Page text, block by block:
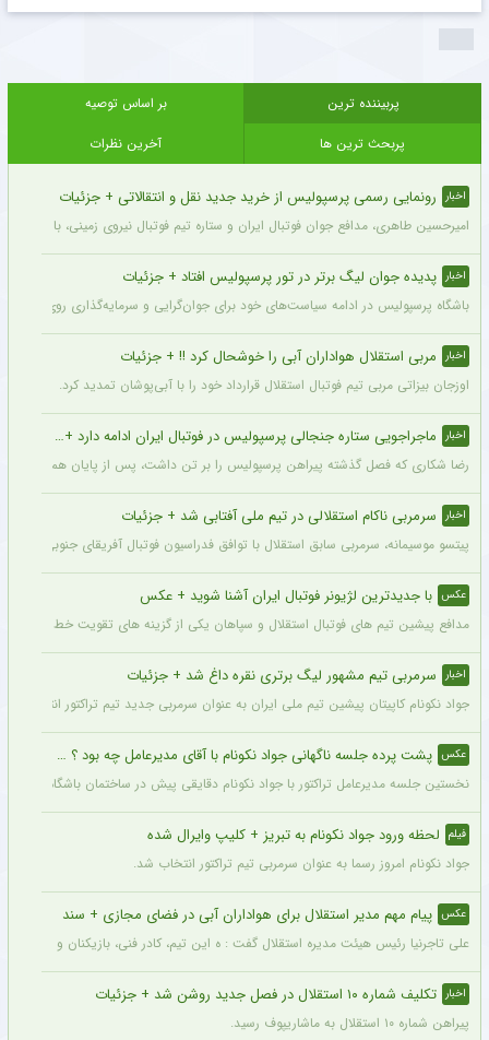
پربیننده ترین
بر اساس توصیه
پربحث ترین ها
آخرین نظرات
اخبار رونمایی رسمی پرسپولیس از خرید جدید نقل و انتقالاتی + جزئیات
امیرحسین طاهری، مدافع جوان فوتبال ایران و ستاره تیم فوتبال نیروی زمینی، با
اخبار پدیده جوان لیگ برتر در تور پرسپولیس افتاد + جزئیات
باشگاه پرسپولیس در ادامه سیاست‌های خود برای جوان‌گرایی و سرمایه‌گذاری روی استعدادهای آینده فوتبال
اخبار مربی استقلال هواداران آبی را خوشحال کرد !! + جزئیات
اوزجان بیزاتی مربی تیم فوتبال استقلال قرارداد خود را با آبی‌پوشان تمدید کرد.
اخبار ماجراجویی ستاره جنجالی پرسپولیس در فوتبال ایران ادامه دارد + جزئیات
رضا شکاری که فصل گذشته پیراهن پرسپولیس را بر تن داشت، پس از پایان همکاری با
اخبار سرمربی ناکام استقلالی در تیم ملی آفتابی شد + جزئیات
پیتسو موسیمانه، سرمربی سابق استقلال با توافق فدراسیون فوتبال آفریقای جنوبی
عکس با جدیدترین لژیونر فوتبال ایران آشنا شوید + عکس
مدافع پیشین تیم های فوتبال استقلال و سپاهان یکی از گزینه های تقویت خط دفاعی
اخبار سرمربی تیم مشهور لیگ برتری نقره داغ شد + جزئیات
جواد نکونام کاپیتان پیشین تیم ملی ایران به عنوان سرمربی جدید تیم تراکتور انتخاب شد.
عکس پشت پرده جلسه ناگهانی جواد نکونام با آقای مدیرعامل چه بود ؟ + عکس
نخستین جلسه مدیرعامل تراکتور با جواد نکونام دقایقی پیش در ساختمان باشگاه برگزار
فیلم لحظه ورود جواد نکونام به تبریز + کلیپ وایرال شده
جواد نکونام امروز رسما به عنوان سرمربی تیم تراکتور انتخاب شد.
عکس پیام مهم مدیر استقلال برای هواداران آبی در فضای مجازی + سند
علی تاجرنیا رئیس هیئت مدیره استقلال گفت : ه این تیم، کادر فنی، بازیکنان و مسیری
اخبار تکلیف شماره ۱۰ استقلال در فصل جدید روشن شد + جزئیات
پیراهن شماره ۱۰ استقلال به ماشاریپوف رسید.